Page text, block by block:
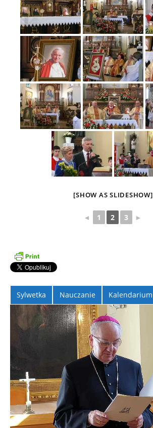
[SHOW AS SLIDESHOW]
◄ 1 2 3 ►
Sylwetka Nauczanie Kalendarium